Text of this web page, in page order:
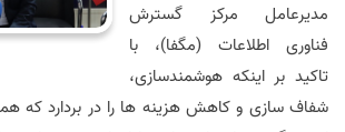
مدیرعامل مرکز گسترش
فناوری اطلاعات (مگفا)، با
تاکید بر اینکه هوشمندسازی،
شفاف سازی و کاهش هزینه ها را در بردارد که